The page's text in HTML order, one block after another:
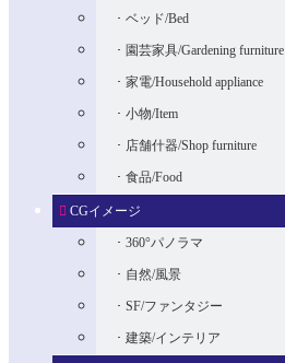
ベッド/Bed
園芸家具/Gardening furniture
家電/Household appliance
小物/Item
店舗什器/Shop furniture
食品/Food
CGイメージ
360°パノラマ
自然/風景
SF/ファンタジー
建築/インテリア